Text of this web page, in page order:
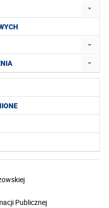
Publicznej